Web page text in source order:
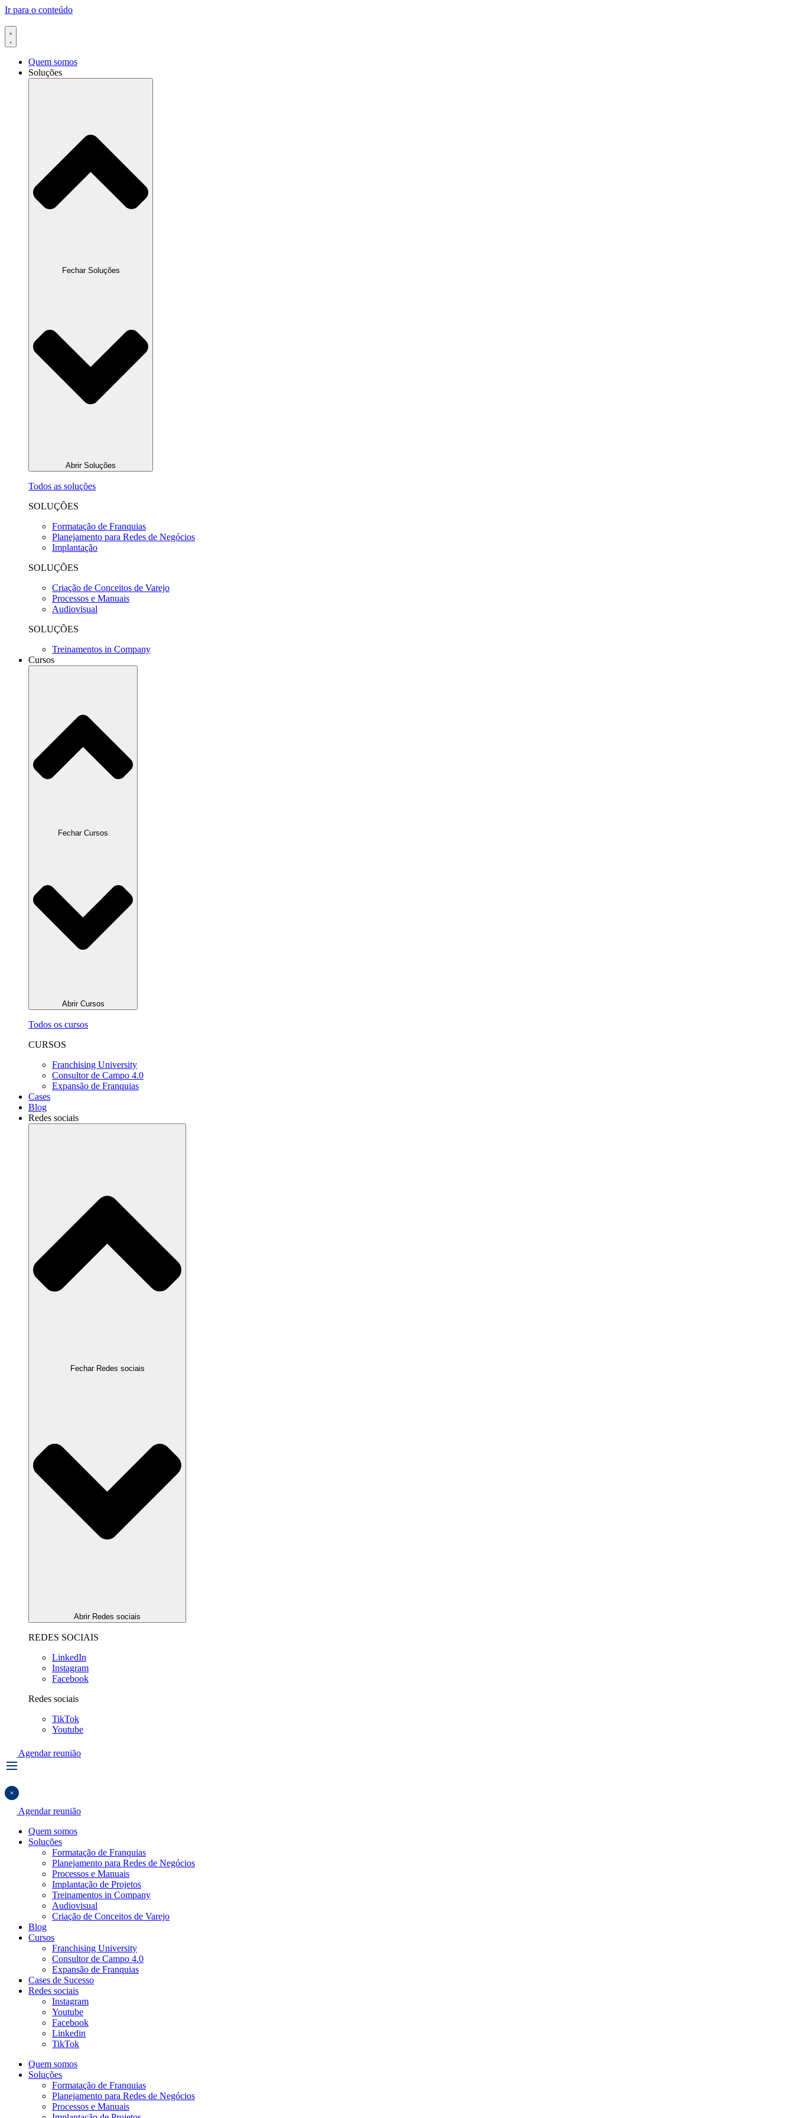
Ir para o conteúdo
Quem somos
Soluções
Fechar Soluções
Abrir Soluções
Todos as soluções
SOLUÇÕES
Formatação de Franquias
Planejamento para Redes de Negócios
Implantação
SOLUÇÕES
Criação de Conceitos de Varejo
Processos e Manuais
Audiovisual
SOLUÇÕES
Treinamentos in Company
Cursos
Fechar Cursos
Abrir Cursos
Todos os cursos
CURSOS
Franchising University
Consultor de Campo 4.0
Expansão de Franquias
Cases
Blog
Redes sociais
Fechar Redes sociais
Abrir Redes sociais
REDES SOCIAIS
LinkedIn
Instagram
Facebook
Redes sociais
TikTok
Youtube
Agendar reunião
Agendar reunião
Quem somos
Soluções
Formatação de Franquias
Planejamento para Redes de Negócios
Processos e Manuais
Implantação de Projetos
Treinamentos in Company
Audiovisual
Criação de Conceitos de Varejo
Blog
Cursos
Franchising University
Consultor de Campo 4.0
Expansão de Franquias
Cases de Sucesso
Redes sociais
Instagram
Youtube
Facebook
Linkedin
TikTok
Quem somos
Soluções
Formatação de Franquias
Planejamento para Redes de Negócios
Processos e Manuais